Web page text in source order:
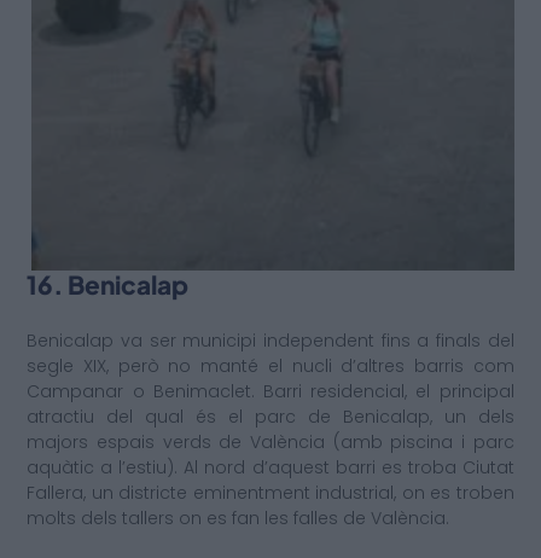
16. Benicalap
Benicalap va ser municipi independent fins a finals del
segle XIX, però no manté el nucli d’altres barris com
Campanar o Benimaclet. Barri residencial, el principal
atractiu del qual és el parc de Benicalap, un dels
majors espais verds de València (amb piscina i parc
aquàtic a l’estiu). Al nord d’aquest barri es troba Ciutat
Fallera, un districte eminentment industrial, on es troben
molts dels tallers on es fan les falles de València.